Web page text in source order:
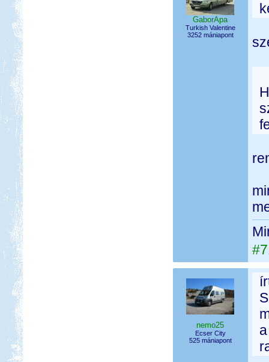
GaborApa
Turkish Valentine
3252 mániapont
nemo25
Ecser City
525 mániapont